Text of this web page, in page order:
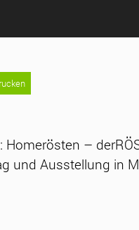
Homerösten –
und Ausstellung in